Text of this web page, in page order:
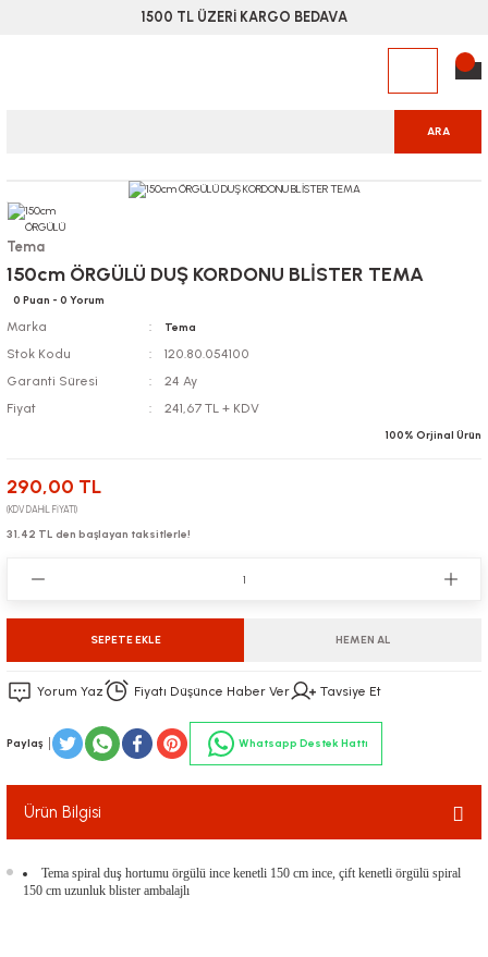
1500 TL ÜZERİ KARGO BEDAVA
ARA
Tema
150cm ÖRGÜLÜ DUŞ KORDONU BLİSTER TEMA
0 Puan - 0 Yorum
Marka Tema
Stok Kodu
120.80.054100
Garanti Süresi
24 Ay
Fiyat
241,67 TL + KDV
100% Orjinal Ürün
290,00 TL
(KDV DAHİL FİYATI)
31,42 TL den başlayan taksitlerle!
SEPETE EKLE HEMEN AL
Yorum Yaz Fiyatı Düşünce Haber Ver Tavsiye Et
Paylaş Whatsapp Destek Hattı
Ürün Bilgisi
Tema spiral duş hortumu örgülü ince kenetli 150 cm ince, çift kenetli örgülü spiral
150 cm uzunluk blister ambalajlı